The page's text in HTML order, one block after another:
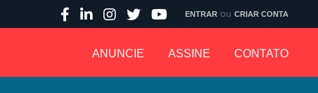
ANUNCIE ASSINE CONTATO
ENTRAR ou CRIAR CONTA